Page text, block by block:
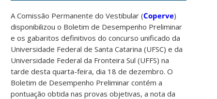
A Comissão Permanente do Vestibular (Coperve)
disponibilizou o Boletim de Desempenho Preliminar
e os gabaritos definitivos do concurso unificado da
Universidade Federal de Santa Catarina (UFSC) e da
Universidade Federal da Fronteira Sul (UFFS) na
tarde desta quarta-feira, dia 18 de dezembro. O
Boletim de Desempenho Preliminar contém a
pontuação obtida nas provas objetivas, a nota da